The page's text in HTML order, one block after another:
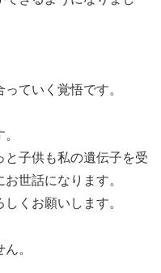
ていく覚悟です。
子供も私の遺伝子を受
世話になります。
くお願いします。
。